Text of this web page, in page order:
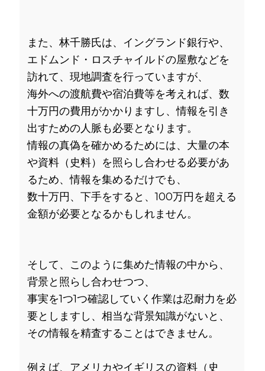
また、林千勝氏は、イングランド銀行や、
エドムンド・ロスチャイルドの屋敷などを
訪れて、現地調査を行っていますが、
海外への渡航費や宿泊費等を考えれば、数
十万円の費用がかかりますし、情報を引き
出すための人脈も必要となります。
情報の真偽を確かめるためには、大量の本
や資料（史料）を照らし合わせる必要があ
るため、情報を集めるだけでも、
数十万円、下手をすると、100万円を超える
金額が必要となるかもしれません。
そして、このように集めた情報の中から、
背景と照らし合わせつつ、
事実を1つ1つ確認していく作業は忍耐力を必
要としますし、相当な背景知識がないと、
その情報を精査することはできません。
例えば、アメリカやイギリスの資料（史